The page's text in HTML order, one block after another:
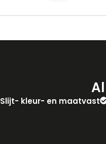
Slijt- kleur- en maatvast